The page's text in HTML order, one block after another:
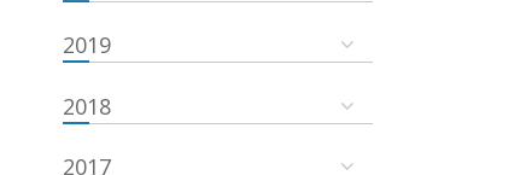
2019
2018
2017